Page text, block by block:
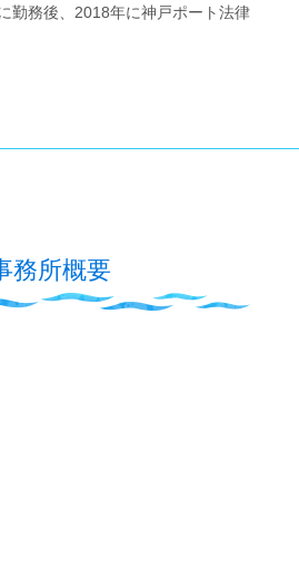
勤務後、2018年に神戸ポート法律
務所概要